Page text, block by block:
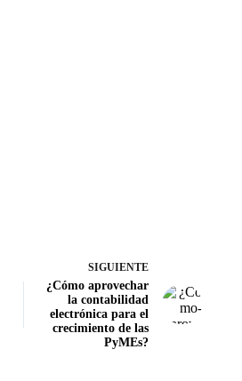
SIGUIENTE
¿Cómo aprovechar
la contabilidad
electrónica para el
crecimiento de las
PyMEs?